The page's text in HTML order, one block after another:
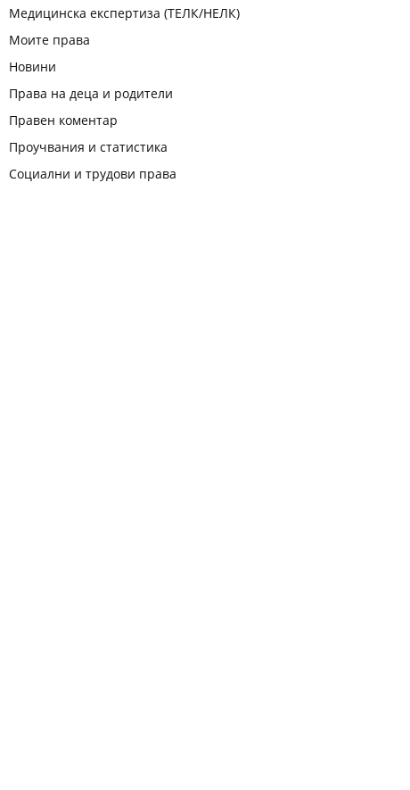
Медицинска експертиза (ТЕЛК/НЕЛК)
Моите права
Новини
Права на деца и родители
Правен коментар
Проучвания и статистика
Социални и трудови права